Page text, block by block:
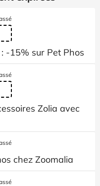
-15% sur Pet Phos
Zolia avec
chez Zoomalia